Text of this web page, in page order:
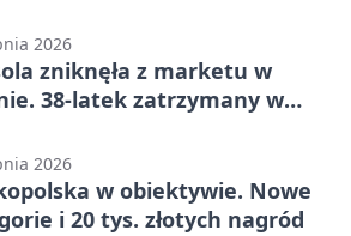
2026
zniknęła z marketu w
38-latek zatrzymany w
2026
w obiektywie. Nowe
i 20 tys. złotych nagród